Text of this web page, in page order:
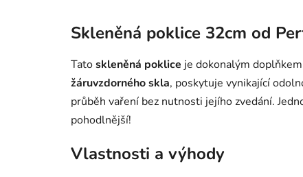
Skleněná poklice 32cm od
Tatoskleněná poklice je dokonalým
žáruvzdorného skla, poskytuje vynikající
průběh vaření bez nutnosti jejího zvedání.
pohodlnější!
Vlastnosti a výhody